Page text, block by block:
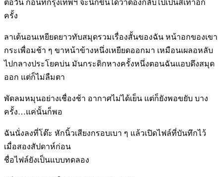
ต่อวัน ก่อนที่กรุงเทพฯ จะนึกขึ้นได้ว่าต้องกลับไปเป็นสีเทาอีก
ครั้ง
ลาเต้นอนเหยียดยาวทับสมุดรวมเรื่องสั้นของฉัน หน้าอกของเขา
กระเพื่อมช้า ๆ ขาหน้าข้างหนึ่งเหยียดออกมา เหมือนเผลอหลับ
ไปกลางประโยคบ่น มันกระดิกหางครั้งหนึ่งตอนฉันแอบดึงสมุด
ออก แต่ก็ไม่ลืมตา
พัดลมหมุนอย่างเชื่องช้า อากาศไม่ได้เย็น แต่ก็ยังพอขยับ บาง
ครั้ง…แค่นั้นก็พอ
ฉันนั่งลงที่โต๊ะ หักนิ้วเสียงกรอบเบา ๆ แล้วเปิดไฟล์ที่บันทึกไว้
เมื่อสองสัปดาห์ก่อน
ชื่อไฟล์ยังเป็นแบบทดลอง